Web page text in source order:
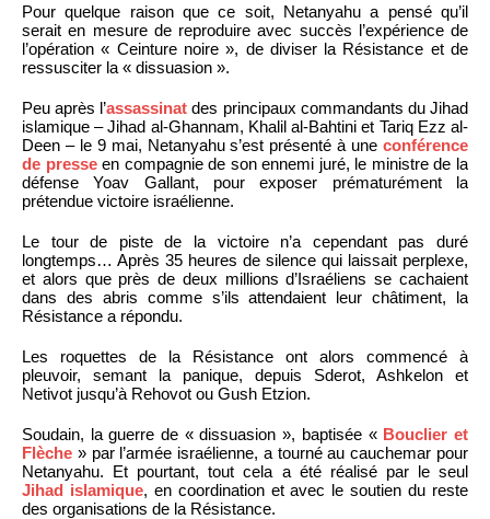
Pour quelque raison que ce soit, Netanyahu a pensé qu’il
serait en mesure de reproduire avec succès l’expérience de
l’opération « Ceinture noire », de diviser la Résistance et de
ressusciter la « dissuasion ».
Peu après l’assassinat des principaux commandants du Jihad
islamique – Jihad al-Ghannam, Khalil al-Bahtini et Tariq Ezz al-
Deen – le 9 mai, Netanyahu s’est présenté à une conférence
de presseen compagnie de son ennemi juré, le ministre de la
défense Yoav Gallant, pour exposer prématurément la
prétendue victoire israélienne.
Le tour de piste de la victoire n’a cependant pas duré
longtemps… Après 35 heures de silence qui laissait perplexe,
et alors que près de deux millions d’Israéliens se cachaient
dans des abris comme s’ils attendaient leur châtiment, la
Résistance a répondu.
Les roquettes de la Résistance ont alors commencé à
pleuvoir, semant la panique, depuis Sderot, Ashkelon et
Netivot jusqu’à Rehovot ou Gush Etzion.
Soudain, la guerre de « dissuasion », baptisée « Bouclier et
Flèche » par l’armée israélienne, a tourné au cauchemar pour
Netanyahu. Et pourtant, tout cela a été réalisé par le seul
Jihad islamique, en coordination et avec le soutien du reste
des organisations de la Résistance.